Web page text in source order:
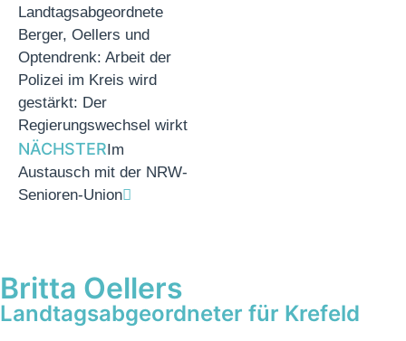
Landtagsabgeordnete
Berger, Oellers und
Optendrenk: Arbeit der
Polizei im Kreis wird
gestärkt: Der
Regierungswechsel wirkt
NÄCHSTER Im
Austausch mit der NRW-
Senioren-Union
Britta Oellers
Landtagsabgeordneter für Krefeld